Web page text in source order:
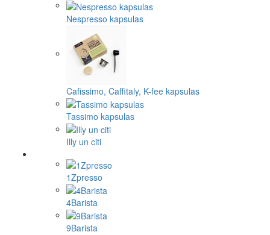
Nespresso kapsulas
Cafissimo, Caffitaly, K-fee kapsulas
Tassimo kapsulas
Illy un citi
1Zpresso
4Barista
9Barista